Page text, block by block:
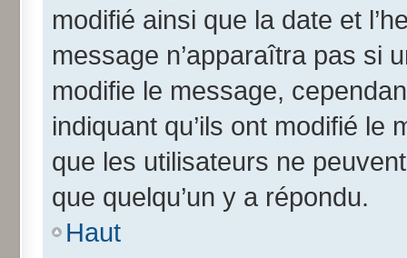
modifié ainsi que la date et
message n’apparaîtra pas si
modifie le message,
indiquant qu’ils ont modifié le
que les utilisateurs ne
que quelqu’un y a répondu.
Haut